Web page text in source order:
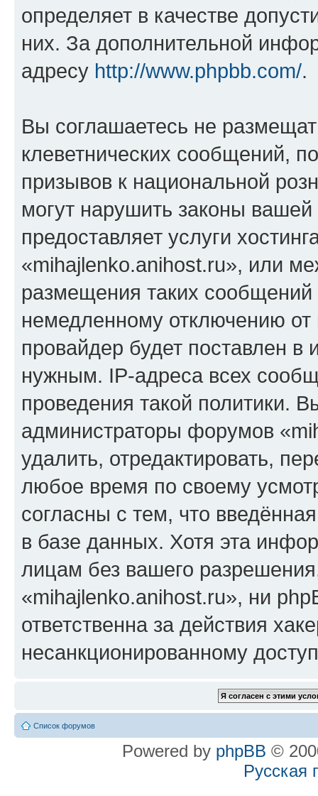
определяет в качестве
них. За дополнительной
адресу http://www.phpbb.com/.
Вы соглашаетесь не
клеветнических сообщений,
призывов к национальной
могут нарушить законы
предоставляет услуги
«mihajlenko.anihost.ru», или
размещения таких
немедленному отключению
провайдер будет поставлен в
нужным. IP-адреса всех
проведения такой политики.
администраторы форумов
удалить, отредактировать,
любое время по своему
согласны с тем, что
в базе данных. Хотя эта
лицам без вашего
«mihajlenko.anihost.ru», ни
ответственна за действия
несанкционированному
Список форумов
Powered by phpBB ©
Русская